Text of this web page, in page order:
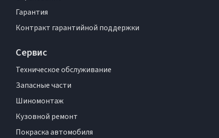
Гарантия
Контракт гарантийной поддержки
Сервис
Техническое обслуживание
Запасные части
Шиномонтаж
Кузовной ремонт
Покраска автомобиля